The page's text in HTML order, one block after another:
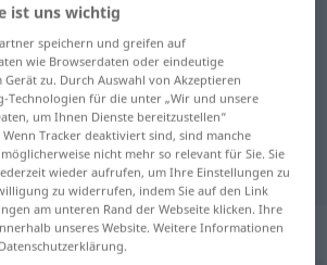
Deutsch Wörterbuch
Deutsch
für "inventariar"
Deutsch Übersetzung
ist uns wichtig
speichern und greifen auf
wie Browserdaten oder eindeutige
zu. Durch Auswahl von Akzeptieren
Technologien für die unter „Wir und unsere
um Ihnen Dienste bereitzustellen“
Tracker deaktiviert sind, sind manche
nicht mehr so relevant für Sie. Sie
wieder aufrufen, um Ihre Einstellungen zu
zu widerrufen, indem Sie auf den Link
am unteren Rand der Webseite klicken. Ihre
unseres Website. Weitere Informationen